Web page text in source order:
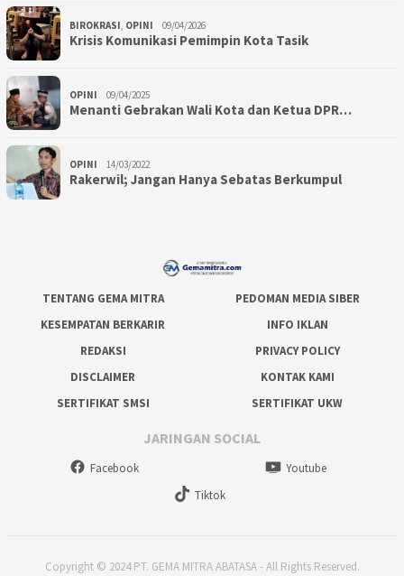
BIROKRASI OPINI 09/04/2026
Krisis Komunikasi Pemimpin Kota Tasik
OPINI 09/04/2025
Menanti Gebrakan Wali Kota dan Ketua DPR…
OPINI 14/03/2022
Rakerwil; Jangan Hanya Sebatas Berkumpul
TENTANG GEMA MITRA
PEDOMAN MEDIA SIBER
KESEMPATAN BERKARIR
INFO IKLAN
REDAKSI
PRIVACY POLICY
DISCLAIMER
KONTAK KAMI
SERTIFIKAT SMSI
SERTIFIKAT UKW
JARINGAN SOCIAL
Facebook
Youtube
Tiktok
Copyright © 2024 PT. GEMA MITRA ABATASA - All Rights Reserved.